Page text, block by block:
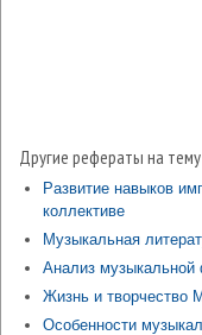
Другие рефераты на
Развитие навыков
коллективе
Музыкальная
Анализ
Жизнь и творчество
Особенности